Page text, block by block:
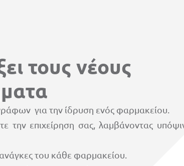
τους νέους
για την ίδρυση ενός φαρμακείου.
την επιχείρηση σας, λαμβάνοντας
του κάθε φαρμακείου.